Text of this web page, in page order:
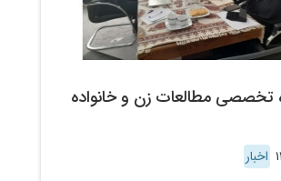
تخصصی مطالعات زن و خانواده
اخبار